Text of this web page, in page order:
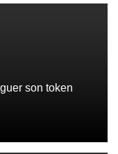
son token